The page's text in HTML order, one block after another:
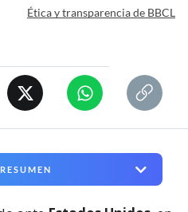
Ética y transparencia de BBCL